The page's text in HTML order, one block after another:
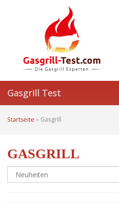
Gasgrill Test
Startseite » Gasgrill
GASGRILL